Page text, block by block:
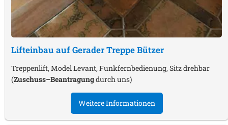
Lifteinbau auf Gerader TreppeBützer
Treppenlift, Model Levant, Funkfernbedienung, Sitz drehbar
(Zuschuss–Beantragungdurch uns)
Weitere Informationen